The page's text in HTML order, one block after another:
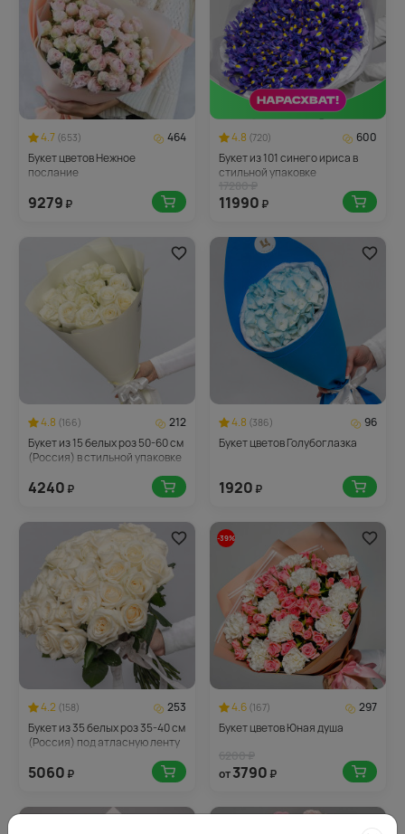
4.7 (653)
464
Букет цветов Нежное
послание
9279 ₽
4.8 (720)
600
Букет из 101 синего ириса в
стильной упаковке
11990 ₽
4.8 (166)
212
Букет из 15 белых роз 50-60 см
(Россия) в стильной упаковке
4240 ₽
4.8 (386)
96
Букет цветов Голубоглазка
1920 ₽
4.2 (158)
253
Букет из 35 белых роз 35-40 см
(Россия) под атласную ленту
5060 ₽
-39%
4.6 (167)
297
Букет цветов Юная душа
от3790 ₽